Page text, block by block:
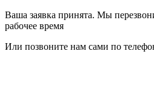
Ваша заявка принята. Мы
рабочее время
Или позвоните нам сами по